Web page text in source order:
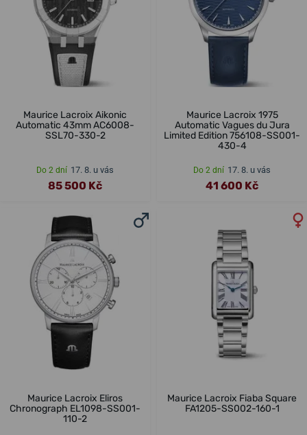
Maurice Lacroix Aikonic
Automatic 43mm AC6008-
SSL70-330-2
Do 2 dní 17. 8. u vás
85 500 Kč
Maurice Lacroix 1975
Automatic Vagues du Jura
Limited Edition 756108-SS001-
430-4
Do 2 dní 17. 8. u vás
41 600 Kč
Maurice Lacroix Eliros
Chronograph EL1098-SS001-
110-2
Maurice Lacroix Fiaba Square
FA1205-SS002-160-1